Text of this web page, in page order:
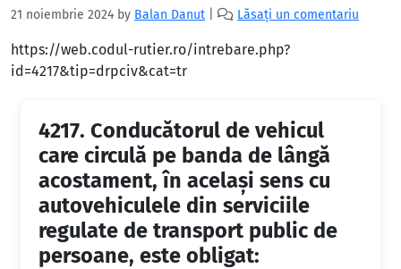
21 noiembrie 2024 by Balan Danut Lăsați un comentariu
https://web.codul-rutier.ro/intrebare.php?
id=4217&tip=drpciv&cat=tr
4217. Conducătorul de vehicul
care circulă pe banda de lângă
acostament, în același sens cu
autovehiculele din serviciile
regulate de transport public de
persoane, este obligat: